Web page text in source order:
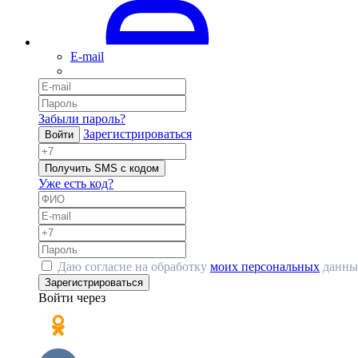
E-mail
Забыли пароль?
Войти Зарегистрироваться
Получить SMS с кодом
Уже есть код?
Даю согласие на обработку моих персональных
Зарегистрироваться
Войти через